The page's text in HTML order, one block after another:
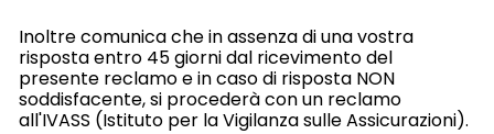
Inoltre comunica che in assenza di una vostra
risposta entro 45 giorni dal ricevimento del
presente reclamo e in caso di risposta NON
soddisfacente, si procederà con un reclamo
all'IVASS (Istituto per la Vigilanza sulle Assicurazioni).